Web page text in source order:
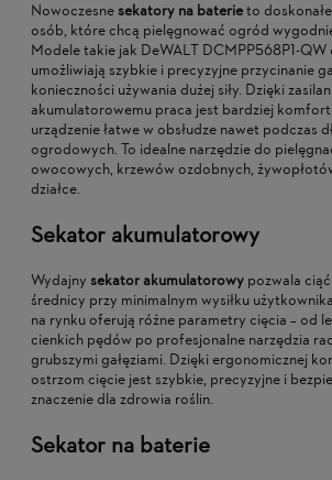
Nowoczesnesekatory na baterieto
osób, które chcą pielęgnować ogród
Modele takie jak DeWALT DCMPP568P1-
umożliwiają szybkie i precyzyjne przycinanie
konieczności używania dużej siły. Dzięki
akumulatorowemu praca jest bardziej
urządzenie łatwe w obsłudze nawet podczas
ogrodowych. To idealne narzędzie do
owocowych, krzewów ozdobnych,
działce.
Sekator akumulatorowy
Wydajny sekator akumulatorowy pozwala
średnicy przy minimalnym wysiłku
na rynku oferują różne parametry cięcia – od
cienkich pędów po profesjonalne narzędzia
grubszymi gałęziami. Dzięki ergonomicznej
ostrzom cięcie jest szybkie, precyzyjne i
znaczenie dla zdrowia roślin.
Sekator na baterie